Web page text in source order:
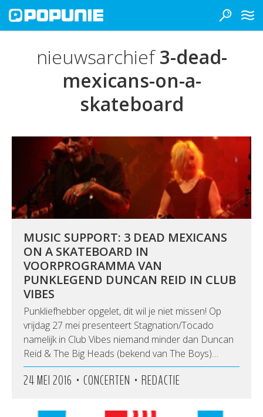
nieuwsarchief3-dead-
mexicans-on-a-
skateboard
MUSIC SUPPORT: 3 DEAD MEXICANS
ON A SKATEBOARD IN
VOORPROGRAMMA VAN
PUNKLEGEND DUNCAN REID IN CLUB
VIBES
Punkliefhebber opgelet, dit wil je niet missen! Op
vrijdag 27 mei presenteert Stagnation/Tocado
namelijk in Club Vibes niemand minder dan Duncan
Reid & The Big Heads (bekend van The Boys)…
24 MEI 2016 • CONCERTEN • REDACTIE